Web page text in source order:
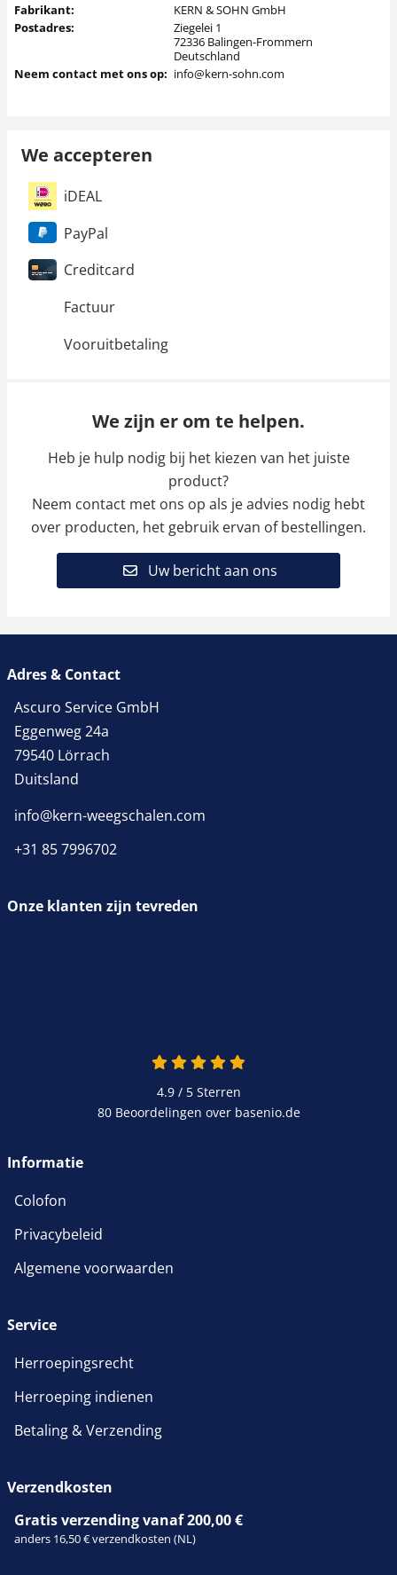
Fabrikant:
KERN & SOHN GmbH
Postadres:
Ziegelei 1
72336 Balingen-Frommern
Deutschland
Neem contact met ons op: info@kern-sohn.com
We accepteren
iDEAL
PayPal
Creditcard
Factuur
Vooruitbetaling
We zijn er om te helpen.
Heb je hulp nodig bij het kiezen van het juiste
product?
Neem contact met ons op als je advies nodig hebt
over producten, het gebruik ervan of bestellingen.
Uw bericht aan ons
Adres & Contact
Ascuro Service GmbH
Eggenweg 24a
79540 Lörrach
Duitsland
info@kern-weegschalen.com
+31 85 7996702
Onze klanten zijn tevreden
4.9 / 5Sterren
80 Beoordelingen over basenio.de
Informatie
Colofon
Privacybeleid
Algemene voorwaarden
Service
Herroepingsrecht
Herroeping indienen
Betaling & Verzending
Verzendkosten
Gratis verzending vanaf 200,00 €
anders 16,50 € verzendkosten (NL)